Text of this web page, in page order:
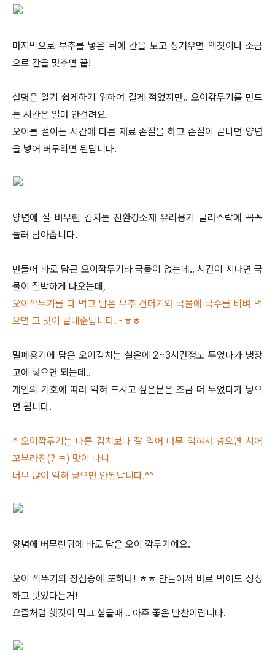
마지막으로 부추를 넣은 뒤에 간을 보고 싱거우면 액젓이나 소금
으로 간을 맞추면 끝!
설명은 알기 쉽게하기 위하여 길게 적었지만.. 오이갂두기를 만드
는 시간은 얼마 안걸려요.
오이를 절이는 시간에 다른 재료 손질을 하고 손질이 끝나면 양념
을 넣어 버무리면 된답니다.
양념에 잘 버무린 김치는 친환경소재 유리용기 글라스락에 꼭꼭
눌러 담아줍니다.
만들어 바로 담근 오이깍두기라 국물이 없는데.. 시간이 지나면 국
물이 잘박하게 나오는데,
오이깍두기를 다 먹고 남은 부추 건더기와 국물에 국수를 비벼 먹
으면 그 맛이 끝내준답니다.~ㅎㅎ
밀폐용기에 담은 오이김치는 실온에 2~3시간정도 두었다가 냉장
고에 넣으면 되는데..
개인의 기호에 따라 익혀 드시고 싶은분은 조금 더 두었다가 넣으
면 됩니다.
* 오이깍두기는 다른 김치보다 잘 익어 너무 익혀서 넣으면 시어
꼬부라진(? ㅋ) 맛이 나니
너무 많이 익혀 넣으면 안된답니다.^^
양념에 버무린뒤에 바로 담은 오이 깍두기예요.
오이 깍뚜기의 장점중에 또하나! ㅎㅎ 만들어서 바로 먹어도 싱싱
하고 맛있다는거!
요즘처럼 햇것이 먹고 싶을때 .. 아주 좋은 반찬이랍니다.